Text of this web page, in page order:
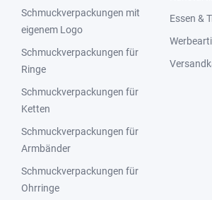
Schmuckverpackungen mit
eigenem Logo
Schmuckverpackungen für
Ringe
Schmuckverpackungen für
Ketten
Schmuckverpackungen für
Armbänder
Schmuckverpackungen für
Ohrringe
Essen &